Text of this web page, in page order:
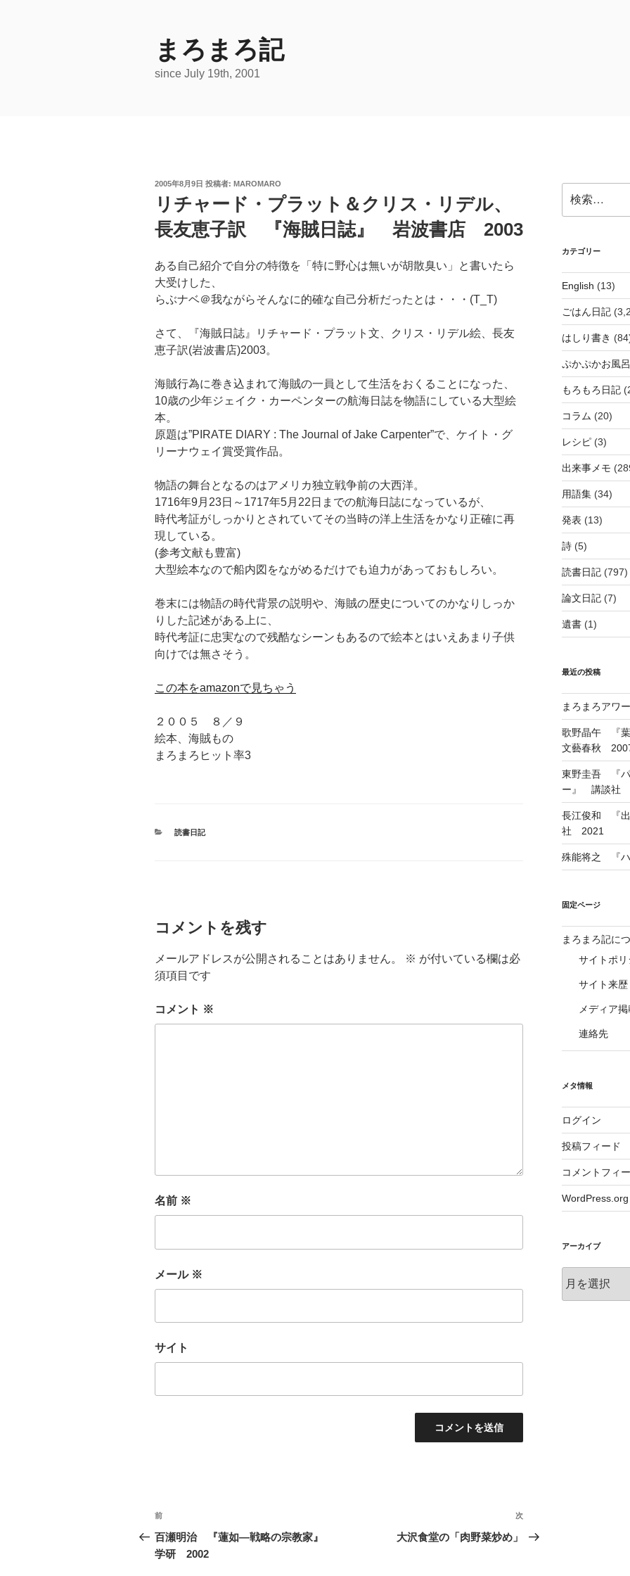
まろまろ記
since July 19th, 2001
投
日:
2005年8月9日 投稿者: MAROMARO
リチャード・プラット＆クリス・リデル、
長友恵子訳 『海賊日誌』 岩波書店 2003
ある自己紹介で自分の特徴を「特に野心は無いが胡散臭い」と書いたら
大受けした、
らぶナベ＠我ながらそんなに的確な自己分析だったとは・・・(T_T)
さて、『海賊日誌』リチャード・プラット文、クリス・リデル絵、長友
恵子訳(岩波書店)2003。
海賊行為に巻き込まれて海賊の一員として生活をおくることになった、
10歳の少年ジェイク・カーペンターの航海日誌を物語にしている大型絵
本。
原題は”PIRATE DIARY : The Journal of Jake Carpenter”で、ケイト・グ
リーナウェイ賞受賞作品。
物語の舞台となるのはアメリカ独立戦争前の大西洋。
1716年9月23日～1717年5月22日までの航海日誌になっているが、
時代考証がしっかりとされていてその当時の洋上生活をかなり正確に再
現している。
(参考文献も豊富)
大型絵本なので船内図をながめるだけでも迫力があっておもしろい。
巻末には物語の時代背景の説明や、海賊の歴史についてのかなりしっか
りした記述がある上に、
時代考証に忠実なので残酷なシーンもあるので絵本とはいえあまり子供
向けでは無さそう。
この本をamazonで見ちゃう
２００５ ８／９
絵本、海賊もの
まろまろヒット率3
カ
読書日記
コメントを残す
メールアドレスが公開されることはありません。 ※ が付いている欄は必
須項目です
コメント ※
名前 ※
メール ※
サイト
投
稿
ナ
前
の
投
前
百瀬明治 『蓮如―戦略の宗教家』
学研 2002
次
の
次
大沢食堂の「肉野菜炒め」
索:
カテゴリー
English (13)
ごはん日記
はしり書き
ぷかぷかお風
もろもろ日記
コラム (20)
レシピ(3)
出来事メモ
用語集(34)
発表 (13)
詩(5)
読書日記(797)
論文日記(7)
遺書(1)
最近の投稿
まろまろアワ
歌野晶午 『
文藝春秋
東野圭吾 『パ
ー』 講談社
長江俊和 『
社 2021
殊能将之 『
固定ページ
まろまろ記に
サイトポリ
サイト来歴
メディア
連絡先
メタ情報
ログイン
投稿フィード
コメントフィ
WordPress.org
アーカイブ
ー